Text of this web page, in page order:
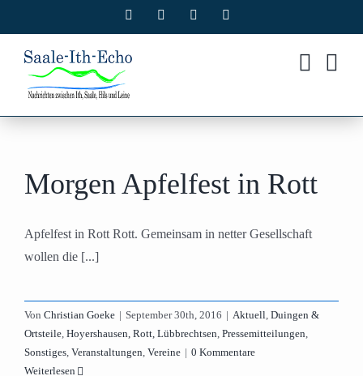
Inhalt
springen
Facebook Instagram
Morgen Apfelfest in Rott
Apfelfest in Rott Rott. Gemeinsam in netter Gesellschaft
wollen die [...]
Von Christian Goeke | September 30th, 2016 | Aktuell, Duingen &
Ortsteile, Hoyershausen, Rott, Lübbrechtsen, Pressemitteilungen,
Sonstiges, Veranstaltungen, Vereine | 0 Kommentare
Weiterlesen